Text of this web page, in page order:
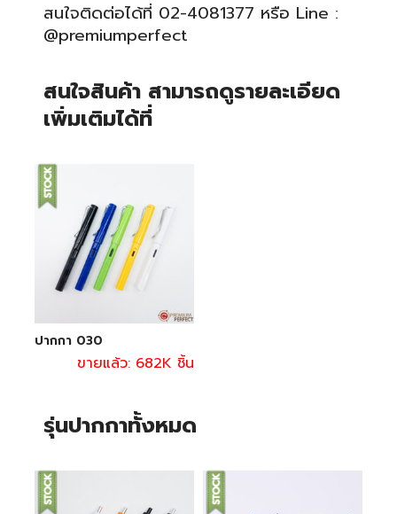
สนใจติดต่อได้ที่ 02-4081377 หรือ Line :
@premiumperfect
สนใจสินค้า สามารถดูรายละเอียด
เพิ่มเติมได้ที่
ปากกา 030
ขายแล้ว: 682K ชิ้น
รุ่นปากกาทั้งหมด